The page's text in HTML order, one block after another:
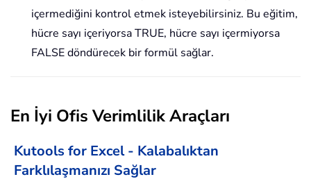
içermediğini kontrol etmek isteyebilirsiniz. Bu eğitim,
hücre sayı içeriyorsa TRUE, hücre sayı içermiyorsa
FALSE döndürecek bir formül sağlar.
En İyi Ofis Verimlilik Araçları
Kutools for Excel - Kalabalıktan
Farklılaşmanızı Sağlar